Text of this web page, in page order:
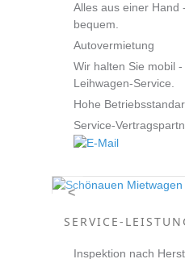
Alles aus einer Hand
bequem.
Autovermietung
Wir halten Sie mobil
Leihwagen-Service.
Hohe
Service-
<
SERVICE-
Inspektion nach